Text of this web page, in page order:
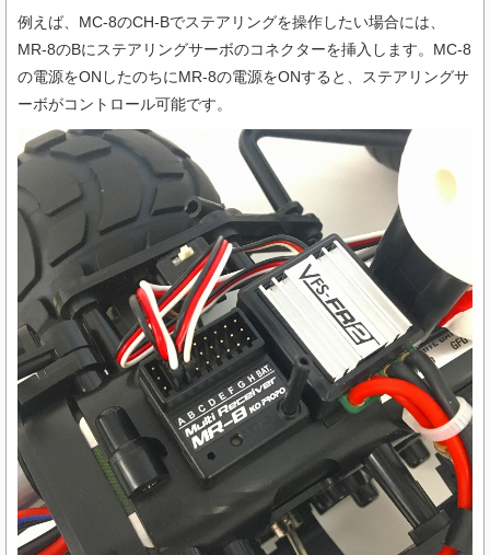
例えば、MC-8のCH-Bでステアリングを操作したい場合には、
MR-8のBにステアリングサーボのコネクターを挿入します。MC-8
の電源をONしたのちにMR-8の電源をONすると、ステアリングサ
ーボがコントロール可能です。